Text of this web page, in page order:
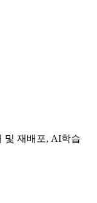
및 재배포, AI학습